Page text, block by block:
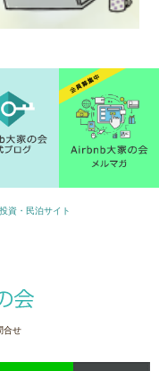
資・民泊サイト
合せ